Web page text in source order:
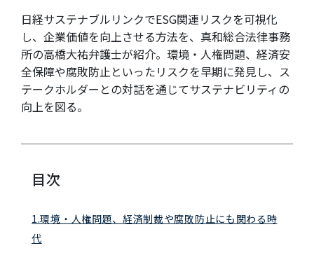
日経サステナブルリンクでESG関連リスクを可視化
し、企業価値を向上させる方法を、真和総合法律事務
所の高橋大祐弁護士が紹介。環境・人権問題、経済安
全保障や腐敗防止といったリスクを早期に発見し、ス
テークホルダーとの対話を通じてサステナビリティの
向上を図る。
目次
1.環境・人権問題、経済制裁や腐敗防止にも関わる時
代